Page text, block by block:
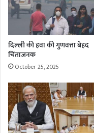
दिल्ली की हवा की गुणवत्ता बेहद
चिंताजनक
October 25, 2025